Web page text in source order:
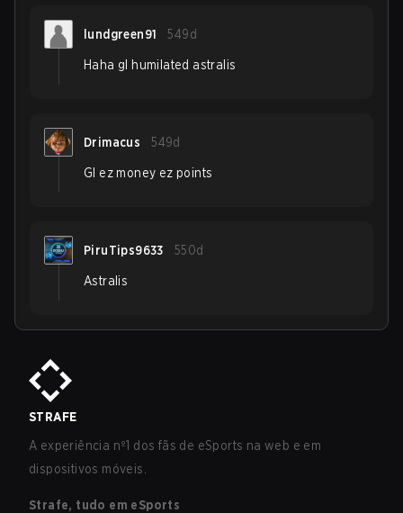
lundgreen91 549d
Haha gl humilated astralis
Drimacus 549d
Gl ez money ez points
PiruTips9633 550d
Astralis
STRAFE
A experiência nº1 dos fãs de eSports na web e em
dispositivos móveis.
Strafe, tudo em eSports